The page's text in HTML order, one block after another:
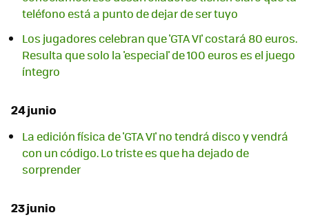
teléfono está a punto de dejar de ser tuyo
Los jugadores celebran que 'GTA VI' costará 80 euros.
Resulta que solo la 'especial' de 100 euros es el juego
íntegro
24 junio
La edición física de 'GTA VI' no tendrá disco y vendrá
con un código. Lo triste es que ha dejado de
sorprender
23 junio